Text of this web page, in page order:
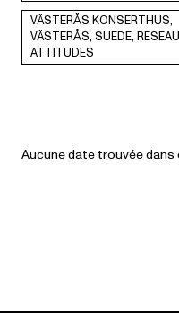
VÄSTERÅS KONSERTHUS,
VÄSTERÅS, SUÈDE, RÉSEAU
ATTITUDES
Aucune date trouvée